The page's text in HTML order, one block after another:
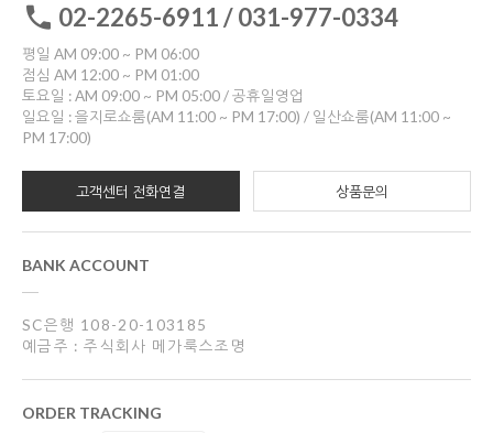
02-2265-6911 / 031-977-0334
평일 AM 09:00 ~ PM 06:00
점심 AM 12:00 ~ PM 01:00
토요일 : AM 09:00 ~ PM 05:00 / 공휴일영업
일요일 : 을지로쇼룸(AM 11:00 ~ PM 17:00) / 일산쇼룸(AM 11:00 ~
PM 17:00)
고객센터 전화연결 상품문의
BANK ACCOUNT
SC은행 108-20-103185
예금주 : 주식회사 메가룩스조명
ORDER TRACKING